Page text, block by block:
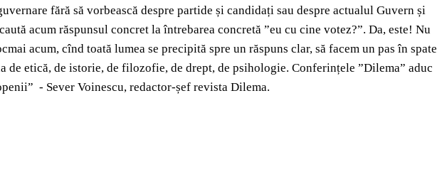
fără să vorbească despre partide și candidați sau despre actualul Guvern și
acum răspunsul concret la întrebarea concretă ”eu cu cine votez?”. Da, este! Nu
acum, cînd toată lumea se precipită spre un răspuns clar, să facem un pas în spate
etică, de istorie, de filozofie, de drept, de psihologie. Conferințele ”Dilema” aduc
- Sever Voinescu, redactor-șef revista Dilema.